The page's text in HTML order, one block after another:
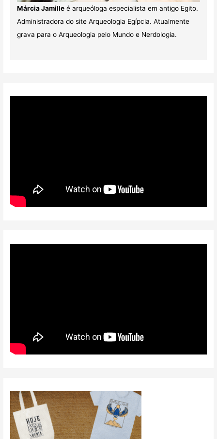
Márcia Jamilleé arqueóloga especialista em antigo Egito.
Administradora do site Arqueologia Egípcia. Atualmente
grava para o Arqueologia pelo Mundo e Nerdologia.